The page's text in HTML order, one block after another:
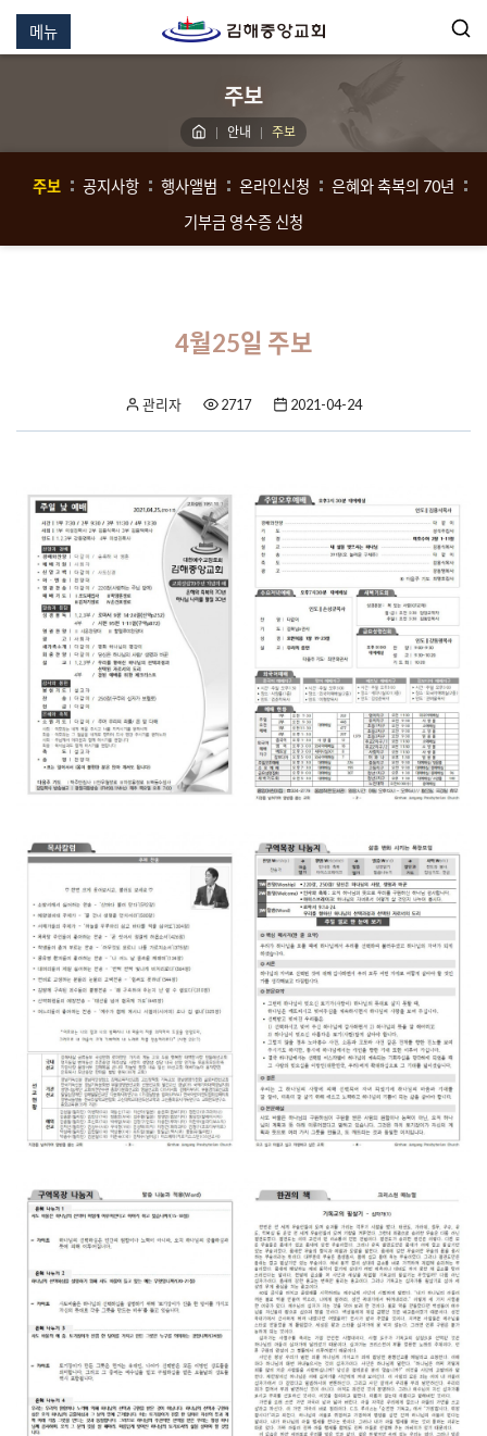
메뉴
주보
안내 주보
주보 공지사항 행사앨범 온라인신청
은혜와 축복의 70년
기부금 영수증 신청
4월25일 주보
관리자 2717 2021-04-24